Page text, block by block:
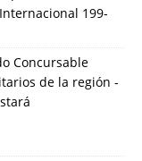
199-
Concursable
de la región -